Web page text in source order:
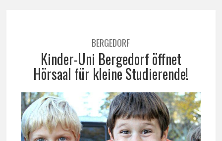
BERGEDORF
Kinder-Uni Bergedorf öffnet
Hörsaal für kleine Studierende!